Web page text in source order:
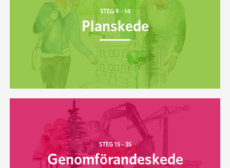
Plan­skede
Genomförande­skede